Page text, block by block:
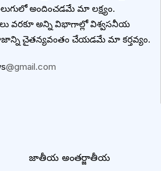
అందించడమే మా లక్ష్యం.
వరకూ అన్ని విభాగాల్లో విశ్వసనీయ
చైతన్యవంతం చేయడమే మా కర్తవ్యం.
@gmail.com
జాతీయ అంతర్జాతీయ